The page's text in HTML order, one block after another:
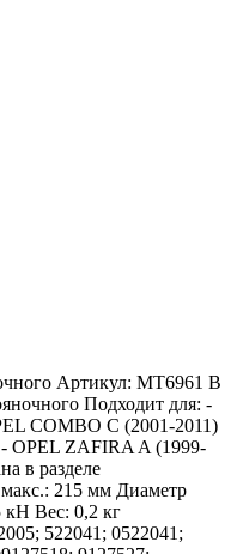
Артикул: MT6961 В
Подходит для: -
COMBO C (2001-2011)
OPEL ZAFIRA A (1999-
в разделе
215 мм Диаметр
Вес: 0,2 кг
522041; 0522041;